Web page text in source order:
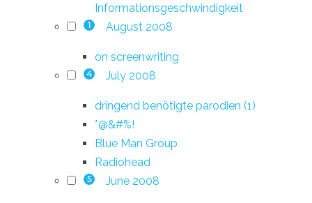
Informationsgeschwindigkeit
1 August 2008
on screenwriting
4 July 2008
dringend benötigte parodien (1)
*@&#%!
Blue Man Group
Radiohead
5 June 2008